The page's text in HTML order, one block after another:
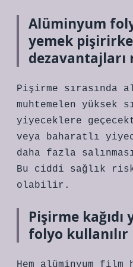
Alüminyum
yemek
dezavantajları
Pişirme sırasında
muhtemelen yüksek
yiyeceklere
veya baharatlı
daha fazla
Bu ciddi sağlık
olabilir.
Pişirme
folyo kullanılır
Hem alüminyum film